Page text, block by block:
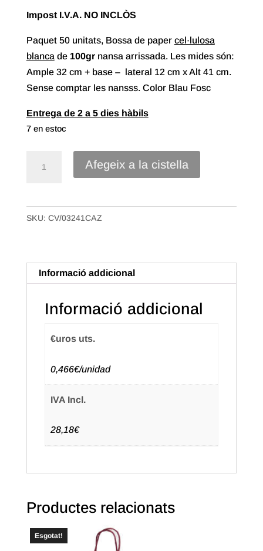
Impost I.V.A. NO INCLÒS
Paquet 50 unitats, Bossa de paper cel·lulosa
blanca de 100grnansa arrissada. Les mides són:
Ample 32 cm + base – lateral 12 cm x Alt 41 cm.
Sense comptar les nansss. Color Blau Fosc
Entrega de 2 a 5 dies hàbils
7 en estoc
paper
cel·lulosa
arrissada
de
32+12X41
Color
Afegeix a la cistella
SKU: CV/03241CAZ
Informació addicional
Informació addicional
€uros uts.
0,466€/unidad
IVA Incl.
28,18€
Productes relacionats
Esgotat!